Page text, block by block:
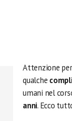
Attenzione
qualche
umani nel
anni. Ecco